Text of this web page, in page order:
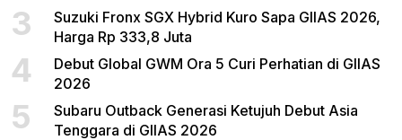
3
Suzuki Fronx SGX Hybrid Kuro Sapa GIIAS 2026,
Harga Rp 333,8 Juta
4
Debut Global GWM Ora 5 Curi Perhatian di GIIAS
2026
5
Subaru Outback Generasi Ketujuh Debut Asia
Tenggara di GIIAS 2026